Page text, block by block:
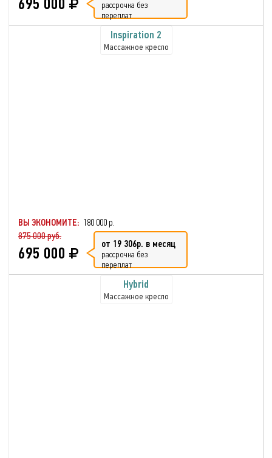
695 000
рассрочка без
переплат
Inspiration 2
Массажное кресло
ВЫ ЭКОНОМИТЕ: 180 000 р.
875 000 руб.
695 000 от 19 306р. в месяц
рассрочка без
переплат
Hybrid
Массажное кресло